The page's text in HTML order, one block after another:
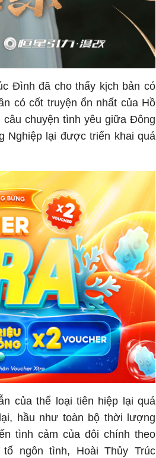
Đình đã cho thấy kịch bản có
có cốt truyện ổn nhất của Hồ
chuyện tình yêu giữa Đông
Nghiệp lại được triển khai quá
của thể loại tiên hiệp lại quá
hầu như toàn bộ thời lượng
tình cảm của đôi chính theo
ngôn tình, Hoài Thủy Trúc